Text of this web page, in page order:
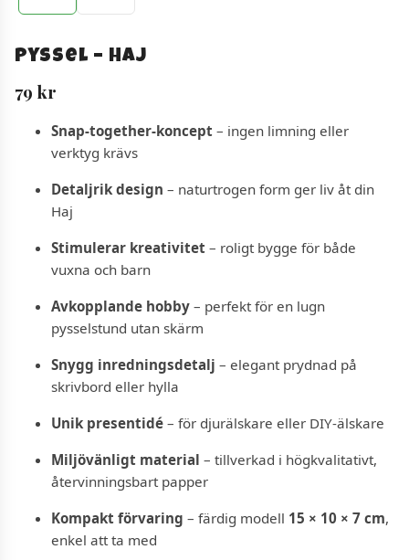
Pyssel – Haj
79 kr
Snap-together-koncept – ingen limning eller
verktyg krävs
Detaljrik design – naturtrogen form ger liv åt din
Haj
Stimulerar kreativitet – roligt bygge för både
vuxna och barn
Avkopplande hobby – perfekt för en lugn
pysselstund utan skärm
Snygg inredningsdetalj – elegant prydnad på
skrivbord eller hylla
Unik presentidé – för djurälskare eller DIY-älskare
Miljövänligt material – tillverkad i högkvalitativt,
återvinningsbart papper
Kompakt förvaring – färdig modell 15 × 10 × 7 cm,
enkel att ta med